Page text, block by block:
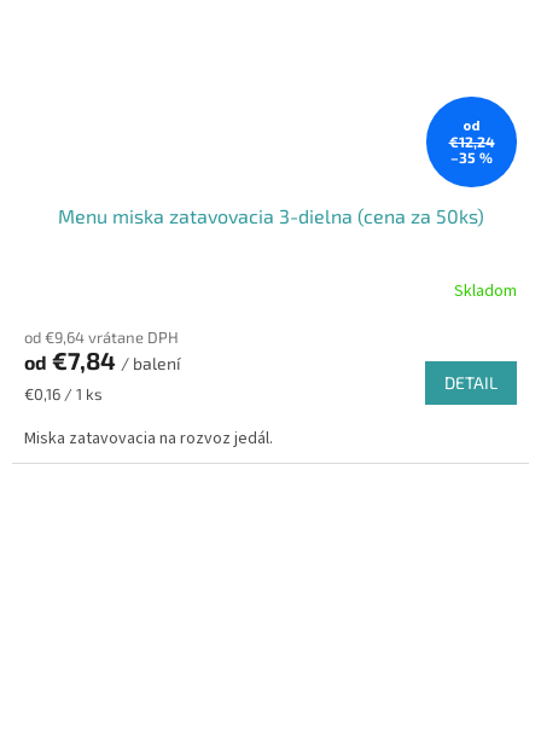
od
€12,24
–35 %
Menu miska zatavovacia 3-dielna (cena za 50ks)
Skladom
od €9,64 vrátane DPH
od €7,84 / balení
Jednotková
€0,16 / 1 ks
DETAIL
Miska zatavovacia na rozvoz jedál.